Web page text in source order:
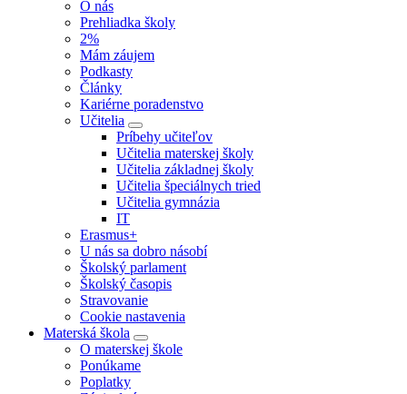
O nás
Prehliadka školy
2%
Mám záujem
Podkasty
Články
Kariérne poradenstvo
Učitelia
Príbehy učiteľov
Učitelia materskej školy
Učitelia základnej školy
Učitelia špeciálnych tried
Učitelia gymnázia
IT
Erasmus+
U nás sa dobro násobí
Školský parlament
Školský časopis
Stravovanie
Cookie nastavenia
Materská škola
O materskej škole
Ponúkame
Poplatky